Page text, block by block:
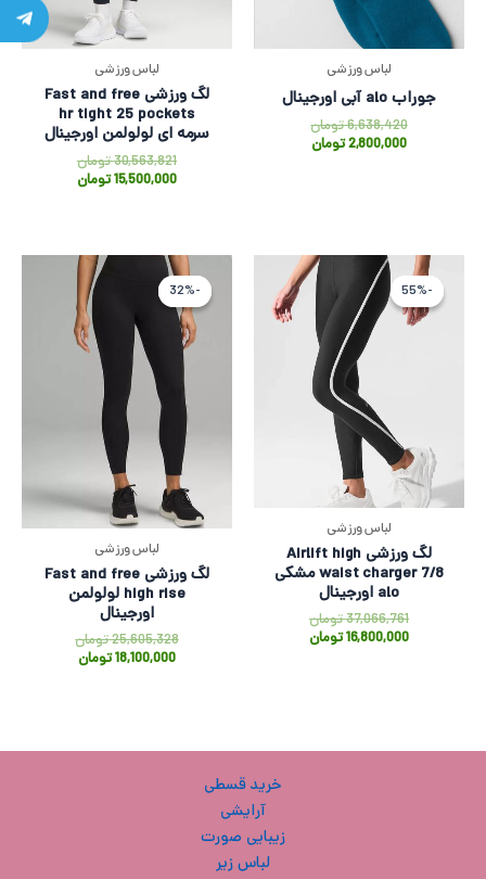
لباس ورزشی
جوراب alo آبی اورجینال
6,638,420تومان
2,800,000تومان
لباس ورزشی
لگ ورزشی Fast and free
hr tight 25 pockets
سرمه ای لولولمن اورجینال
30,563,821تومان
15,500,000تومان
-55%-55%
لباس ورزشی
لگ ورزشی Airlift high
waist charger 7/8 مشکی
alo اورجینال
37,066,761تومان
قیمت
اصلی
37,066,761 تومان
بود.
16,800,000تومان
قیمت
فعلی
16,800,000 تومان
است.
-32%-32%
لباس ورزشی
لگ ورزشی Fast and free
high rise لولولمن
اورجینال
25,605,328تومان
بود.
18,100,000تومان
قیمت
است.
خرید قسطی
آرایشی
زیبایی صورت
لباس زیر